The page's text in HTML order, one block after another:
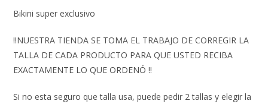
Bikini super exclusivo
‼️NUESTRA TIENDA SE TOMA EL TRABAJO DE CORREGIR LA
TALLA DE CADA PRODUCTO PARA QUE USTED RECIBA
EXACTAMENTE LO QUE ORDENÓ ‼️
Si no esta seguro que talla usa, puede pedir 2 tallas y elegir la